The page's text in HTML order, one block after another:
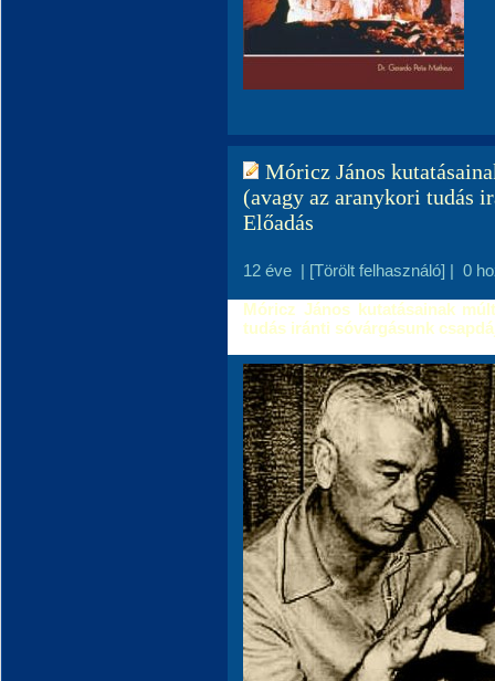
Móricz János
(avagy az aranykori tudás
Előadás
12 éve | [Törölt felhasználó] | 0
Móricz János kutatásainak
tudás iránti sóvárgásunk